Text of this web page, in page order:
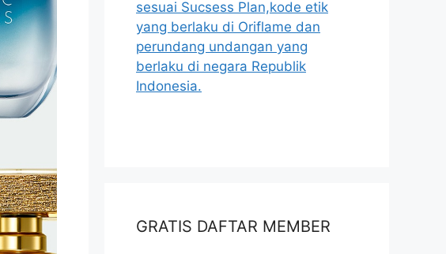
sesuai Sucsess Plan,kode etik
yang berlaku di Oriflame dan
perundang undangan yang
berlaku di negara Republik
Indonesia.
GRATIS DAFTAR MEMBER